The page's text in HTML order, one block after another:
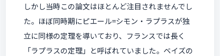
しかし当時この論文はほとんど注目されませんでし
た。ほぼ同時期にピエール=シモン・ラプラスが独
立に同様の定理を導いており、フランスでは長く
「ラプラスの定理」と呼ばれていました。ベイズの